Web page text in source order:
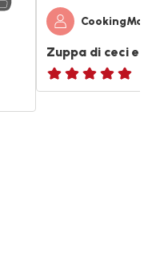
Zuppa di ceci e
ratings.NaN